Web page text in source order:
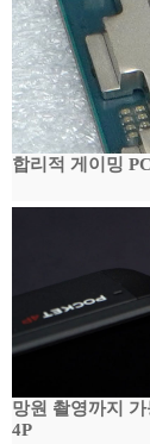
합리적 게이밍
망원 촬영까지
4P